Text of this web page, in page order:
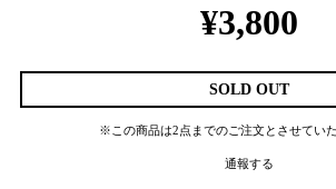
¥3,800
SOLD OUT
※この商品は2点までのご注文とさせていた
通報する